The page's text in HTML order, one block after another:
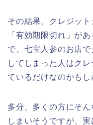
その結果、クレジッ
「有効期限切れ」が
で、七宝人参のお店
してしまった人はク
ているだけなのかもし
多分、多くの方にそ
しまいそうですが、